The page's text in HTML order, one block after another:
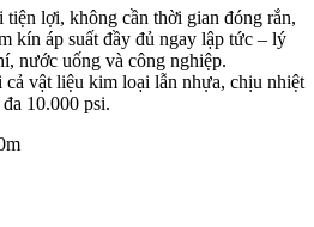
tiện lợi, không cần thời gian đóng rắn,
kín áp suất đầy đủ ngay lập tức – lý
nước uống và công nghiệp.
cả vật liệu kim loại lẫn nhựa, chịu nhiệt
đa 10.000 psi.